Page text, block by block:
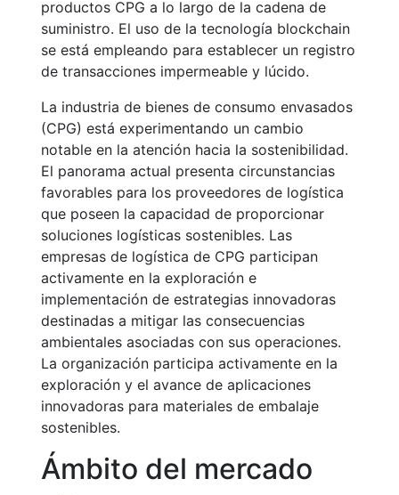
productos CPG a lo largo de la cadena de
suministro. El uso de la tecnología blockchain
se está empleando para establecer un registro
de transacciones impermeable y lúcido.
La industria de bienes de consumo envasados
(CPG) está experimentando un cambio
notable en la atención hacia la sostenibilidad.
El panorama actual presenta circunstancias
favorables para los proveedores de logística
que poseen la capacidad de proporcionar
soluciones logísticas sostenibles. Las
empresas de logística de CPG participan
activamente en la exploración e
implementación de estrategias innovadoras
destinadas a mitigar las consecuencias
ambientales asociadas con sus operaciones.
La organización participa activamente en la
exploración y el avance de aplicaciones
innovadoras para materiales de embalaje
sostenibles.
Ámbito del mercado